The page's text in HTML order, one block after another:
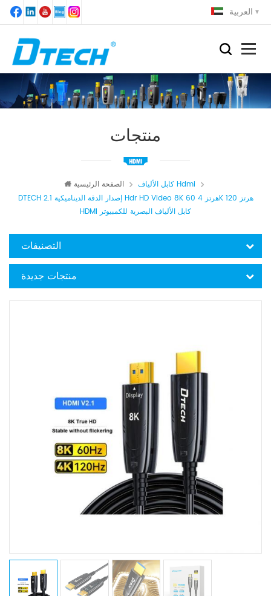
العربية
منتجات
الصفحة الرئيسية
كابل الألياف Hdmi
DTECH 2.1 إصدار الدقة الديناميكية Hdr HD Video 8K 60 هرتز 4K 120 هرتز
HDMI كابل الألياف البصرية للكمبيوتر
التصنيفات
منتجات جديدة